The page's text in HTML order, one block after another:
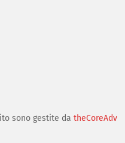
sono gestite da theCoreAdv